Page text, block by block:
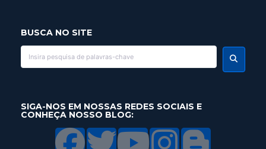
BUSCA NO SITE
SIGA-NOS EM NOSSAS REDES SOCIAIS E
CONHEÇA NOSSO BLOG: